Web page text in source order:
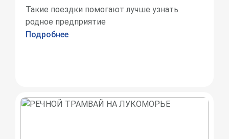
Такие поездки помогают лучше узнать
родное предприятие
Подробнее